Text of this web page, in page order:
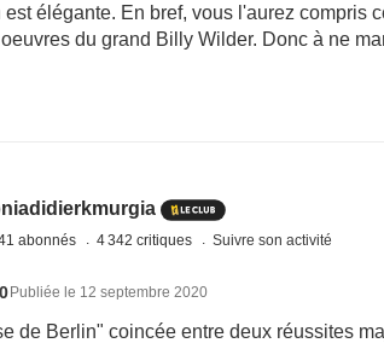
élégante. En bref, vous l'aurez compris
du grand Billy Wilder. Donc à ne
abonnés 4 342 critiques Suivre son activité
Publiée le 12 septembre 2020
de Berlin" coincée entre deux réussites